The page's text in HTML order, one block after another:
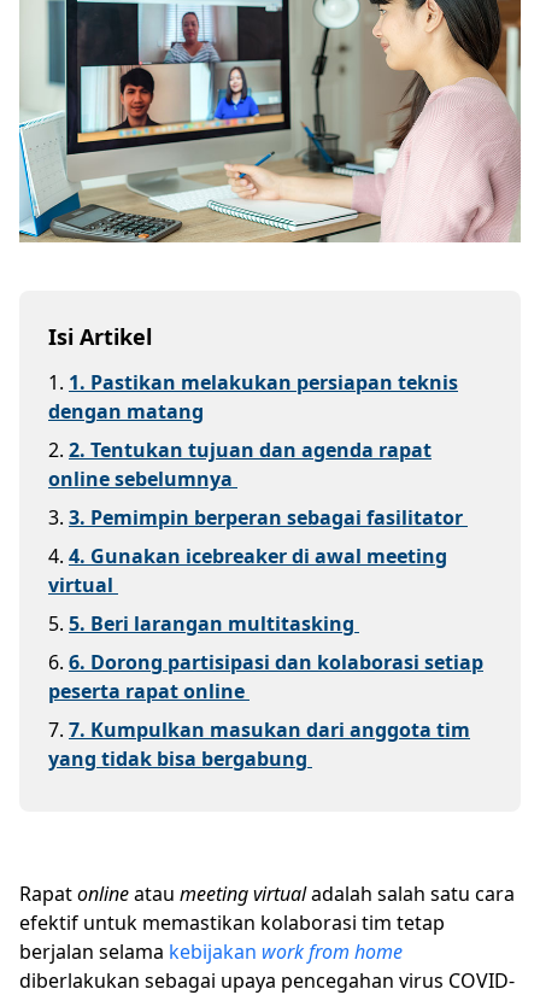
Isi Artikel
1. 1. Pastikan melakukan persiapan teknis
dengan matang
2. 2. Tentukan tujuan dan agenda rapat
online sebelumnya
3. 3. Pemimpin berperan sebagai fasilitator
4. 4. Gunakan icebreaker di awal meeting
virtual
5. 5. Beri larangan multitasking
6. 6. Dorong partisipasi dan kolaborasi setiap
peserta rapat online
7. 7. Kumpulkan masukan dari anggota tim
yang tidak bisa bergabung
Rapatonlineatau meeting virtualadalah salah satu cara
efektif untuk memastikan kolaborasi tim tetap
berjalan selama kebijakan work from home
diberlakukan sebagai upaya pencegahan virus COVID-